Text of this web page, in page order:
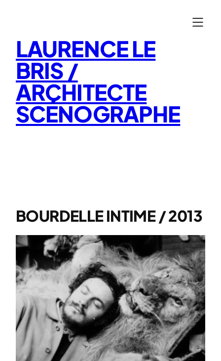
LAURENCE LE
BRIS /
ARCHITECTE
SCÉNOGRAPHE
BOURDELLE INTIME / 2013